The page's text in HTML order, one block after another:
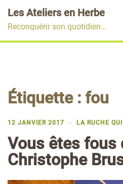
au
contenu
Les Ateliers en Herbe
Reconquérir son quotidien…
Étiquette : fou
12 JANVIER 2017 LA RUCHE QUI
Vous êtes fous
Christophe